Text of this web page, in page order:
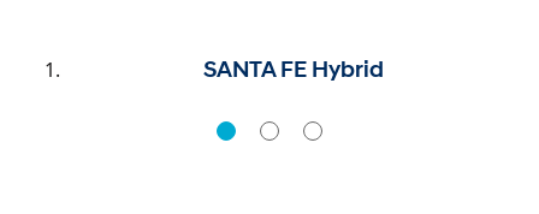
SANTA FE Hybrid